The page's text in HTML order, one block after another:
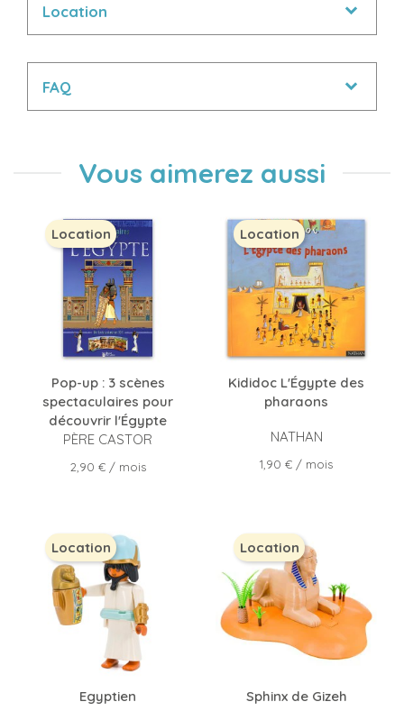
Location
FAQ
Vous aimerez aussi
Pop-up : 3 scènes
spectaculaires pour
découvrir l'Égypte
PÈRE CASTOR
Prix
2,90 €/ mois
Location
Kididoc L'Égypte des
pharaons
NATHAN
Prix
1,90 € / mois
Location
Egyptien
Location
Sphinx de Gizeh
Location